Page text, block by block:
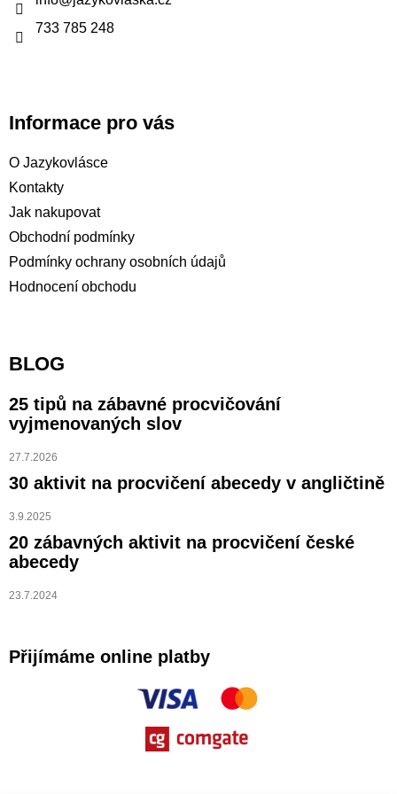
733 785 248
Informace pro vás
O Jazykovlásce
Kontakty
Jak nakupovat
Obchodní podmínky
Podmínky ochrany osobních údajů
Hodnocení obchodu
BLOG
25 tipů na zábavné procvičování
vyjmenovaných slov
27.7.2026
30 aktivit na procvičení abecedy v angličtině
3.9.2025
20 zábavných aktivit na procvičení české
abecedy
23.7.2024
Přijímáme online platby